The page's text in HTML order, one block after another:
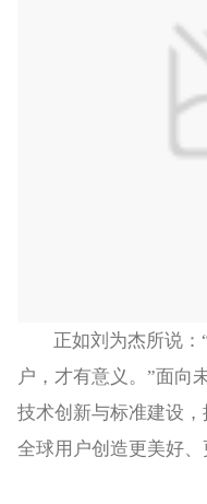
正如刘为杰所说
户，才有意义。”面向
技术创新与标准建设
全球用户创造更美好、